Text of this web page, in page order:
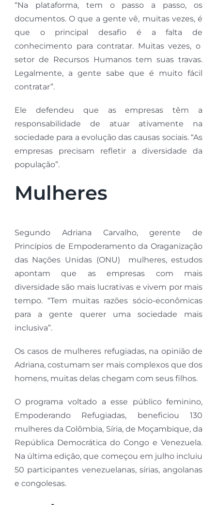
“Na plataforma, tem o passo a passo, os
documentos. O que a gente vê, muitas vezes, é
que o principal desafio é a falta de
conhecimento para contratar. Muitas vezes, o
setor de Recursos Humanos tem suas travas.
Legalmente, a gente sabe que é muito fácil
contratar”.
Ele defendeu que as empresas têm a
responsabilidade de atuar ativamente na
sociedade para a evolução das causas sociais. “As
empresas precisam refletir a diversidade da
população”.
Mulheres
Segundo Adriana Carvalho, gerente de
Princípios de Empoderamento da Oraganização
das Nações Unidas (ONU) mulheres, estudos
apontam que as empresas com mais
diversidade são mais lucrativas e vivem por mais
tempo. “Tem muitas razões sócio-econômicas
para a gente querer uma sociedade mais
inclusiva”.
Os casos de mulheres refugiadas, na opinião de
Adriana, costumam ser mais complexos que dos
homens, muitas delas chegam com seus filhos.
O programa voltado a esse público feminino,
Empoderando Refugiadas, beneficiou 130
mulheres da Colômbia, Síria, de Moçambique, da
República Democrática do Congo e Venezuela.
Na última edição, que começou em julho incluiu
50 participantes venezuelanas, sírias, angolanas
e congolesas.